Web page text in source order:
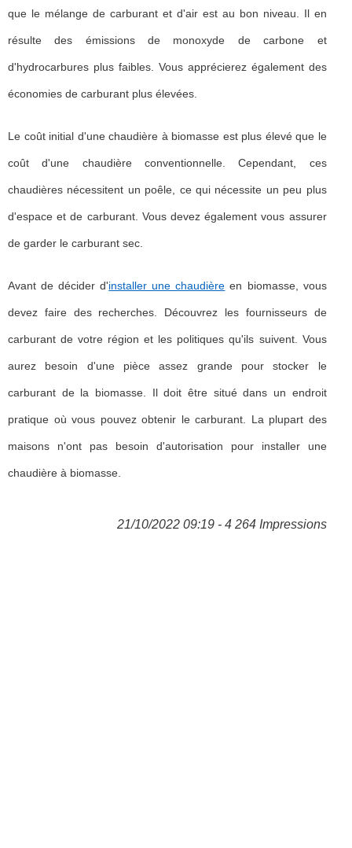
que le mélange de carburant et d'air est au bon niveau. Il en
résulte des émissions de monoxyde de carbone et
d'hydrocarbures plus faibles. Vous apprécierez également des
économies de carburant plus élevées.
Le coût initial d'une chaudière à biomasse est plus élevé que le
coût d'une chaudière conventionnelle. Cependant, ces
chaudières nécessitent un poêle, ce qui nécessite un peu plus
d'espace et de carburant. Vous devez également vous assurer
de garder le carburant sec.
Avant de décider d'installer une chaudière en biomasse, vous
devez faire des recherches. Découvrez les fournisseurs de
carburant de votre région et les politiques qu'ils suivent. Vous
aurez besoin d'une pièce assez grande pour stocker le
carburant de la biomasse. Il doit être situé dans un endroit
pratique où vous pouvez obtenir le carburant. La plupart des
maisons n'ont pas besoin d'autorisation pour installer une
chaudière à biomasse.
21/10/2022 09:19 - 4 264 Impressions